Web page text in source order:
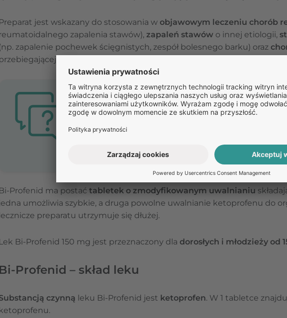
Preparat jest wskazany do stosowania w objawowym leczeniu chorób
zapalenia stawów), zapaleń stawów o innej etiologii,
(np. zapalenie pochewek ścięgnistych, zespół bolesnego barku) oraz
z intensywnym bólem i znacznym ograniczeniem
ZAPYTAJ O LEK
Masz pytania dotyczące leku?Zadaj je naszym
medycznej umów się na teleporadę w Receptomat.
ZAPYTAJ O LEK
Bi-Profenid ma postać tabletek o zmodyfikowanym uwalnianiu
jedna umożliwia szybkie, a druga powolne uwalnianie ketoprofenu do
lecznicze preparatu utrzymuje się dłużej.
Lek Bi-Profenid 150 mg jest przeznaczony dla dorosłych i młodzieży od
Bi-Profenid – skład leku
czynną leku Bi-Profenid jest ketoprofen. W 1 tabletce
ketoprofenu.